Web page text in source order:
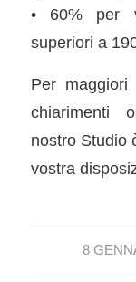
• 60% per
superiori a
Per maggiori
chiarimenti
nostro Studio
vostra
8